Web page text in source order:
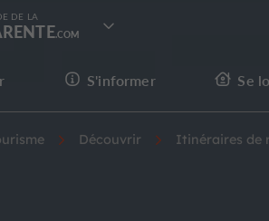
DE LA
S'informer Se
Découvrir Itinéraires de